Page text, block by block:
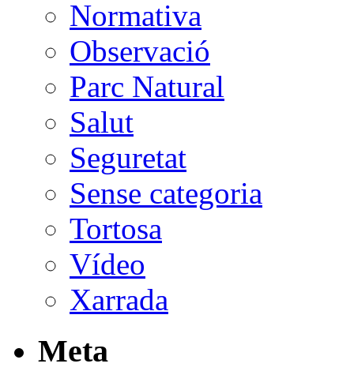
Normativa
Observació
Parc Natural
Salut
Seguretat
Sense categoria
Tortosa
Vídeo
Xarrada
Meta